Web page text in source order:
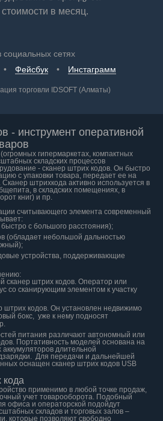
стоимости в месяц.
торговли IDSOFT (Алматы)
сетях
Фейсбук Инстаграмм
- инструмент оперативной
гипермаркетах, компактных
складских процессов
- сканер штрих кодов. Он быстро
с упаковки товара, передает ее на
штрихкода активно используется в
в складских помещениях, в
книг) и пр.
считывающего элемента современный
с большого расстояния);
(обладает небольшой дальностью
устройства, поддерживающие
сканер штрих кодов. Оператор или
со сканирующим элементом к участку
штрих кодов. Он установлен недвижимо
бокс, уже к нему подносят
питания различают автономный или
Портативность моделей основана на
длительной
Для передачи и дальнейшей
оснащен сканер штрих кодов USB
кода
применимо в любой точке продаж,
учет товарооборота. Подобный
офиса и операторской подойдут
складов и торговых залов –
которые позволяют свободно